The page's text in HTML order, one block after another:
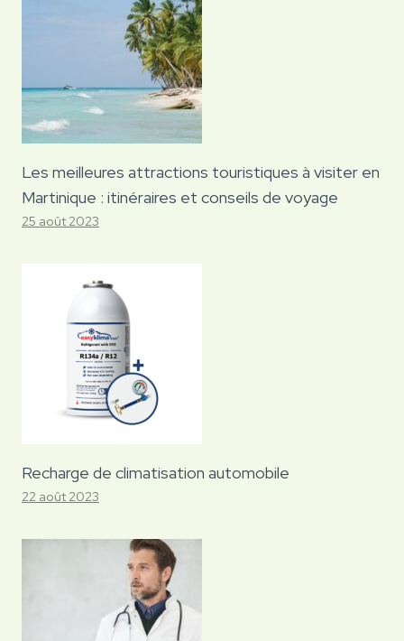
Les meilleures attractions touristiques à visiter en
Martinique : itinéraires et conseils de voyage
25 août 2023
Recharge de climatisation automobile
22 août 2023